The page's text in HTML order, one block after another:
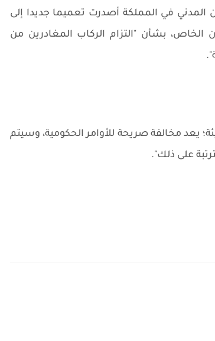
المدني في المملكة أصدرت تعميما جديدا إلى
الخاص، بشأن "التزام الركاب المغادرين من
يعد مخالفة صريحة للأوامر الحكومية، وسيتم
على ذلك".